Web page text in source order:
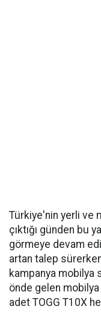
Türkiye'nin yerli ve
çıktığı günden bu
görmeye devam
artan talep
kampanya mobilya
önde gelen mobilya
adet TOGG T10X